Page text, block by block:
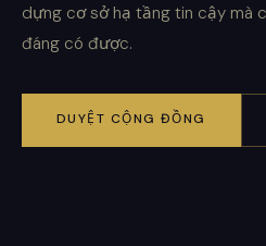
dựng cơ sở hạ tầng tin cậy mà
đáng có được.
DUYỆT CỘNG ĐỒNG